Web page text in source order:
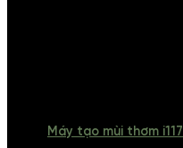
Máy tạo mùi thơm i117